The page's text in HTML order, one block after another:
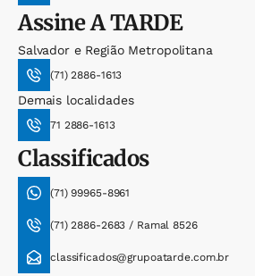
AssineA TARDE
Salvador e Região Metropolitana
(71) 2886-1613
Demais localidades
71 2886-1613
Classificados
(71) 99965-8961
(71) 2886-2683 / Ramal 8526
classificados@grupoatarde.com.br